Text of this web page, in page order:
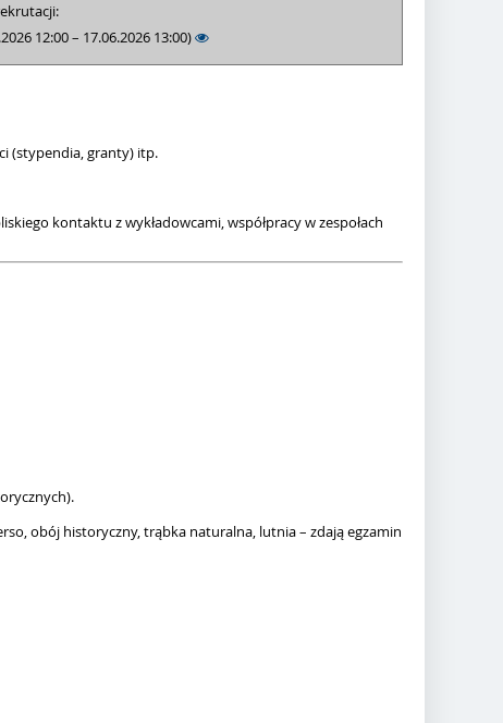
12:00 – 17.06.2026 13:00)
(stypendia, granty) itp.
kontaktu z wykładowcami, współpracy w zespołach
obój historyczny, trąbka naturalna, lutnia – zdają egzamin